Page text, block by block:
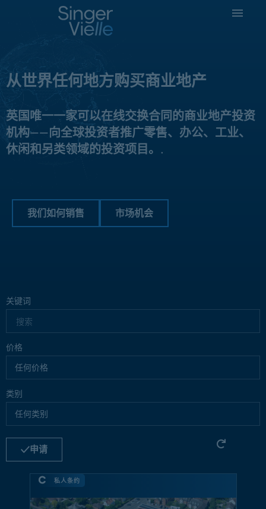
从世界任何地方购买商业地产
英国唯一一家可以在线交换合同的商业地产投资
机构——向全球投资者推广零售、办公、工业、
休闲和另类领域的投资项目。.
我们如何销售 市场机会
关键词
价格
类别
申请
私人条约